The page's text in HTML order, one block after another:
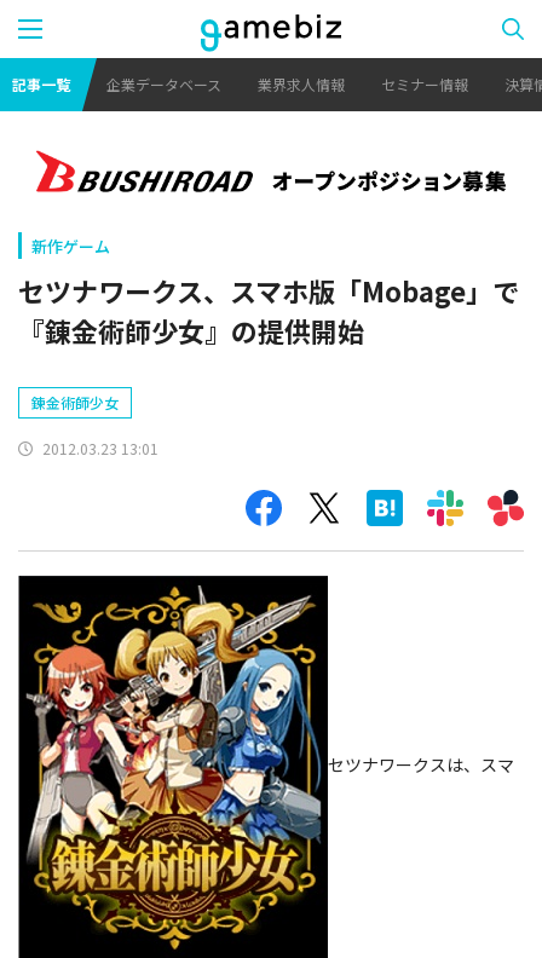
記事一覧 企業データベース 業界求人情報 セミナー情報 決算
新作ゲーム
セツナワークス、スマホ版「Mobage」で
『錬金術師少女』の提供開始
錬金術師少女
2012.03.23 13:01
セツナワークスは、スマ